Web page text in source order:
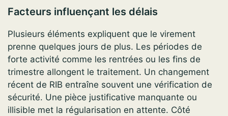
Facteurs influençant les délais
Plusieurs éléments expliquent que le virement
prenne quelques jours de plus. Les périodes de
forte activité comme les rentrées ou les fins de
trimestre allongent le traitement. Un changement
récent de RIB entraîne souvent une vérification de
sécurité. Une pièce justificative manquante ou
illisible met la régularisation en attente. Côté